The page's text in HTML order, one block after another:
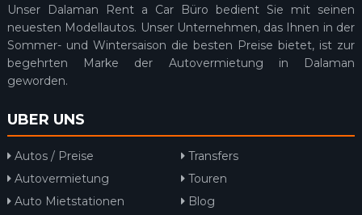
Unser Dalaman Rent a Car Büro bedient Sie mit seinen
neuesten Modellautos. Unser Unternehmen, das Ihnen in der
Sommer- und Wintersaison die besten Preise bietet, ist zur
begehrten Marke der Autovermietung in Dalaman
geworden.
UBER UNS
Autos / Preise
Transfers
Autovermietung
Touren
Auto Mietstationen
Blog